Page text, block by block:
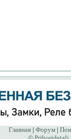
Главная |Форум |